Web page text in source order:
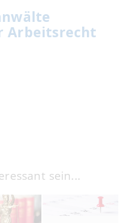
Arbeitsrecht
sein...